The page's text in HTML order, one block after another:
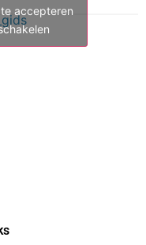
accepteren